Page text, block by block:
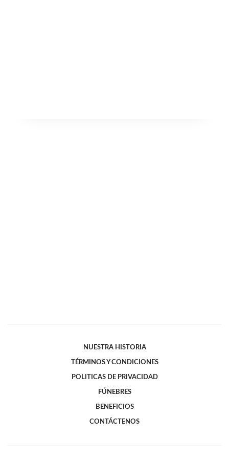
NUESTRA HISTORIA
TÉRMINOS Y CONDICIONES
POLITICAS DE PRIVACIDAD
FÚNEBRES
BENEFICIOS
CONTÁCTENOS